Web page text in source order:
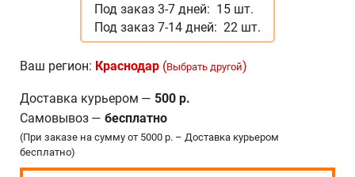
Под заказ 3-7 дней: 15 шт.
Под заказ 7-14 дней: 22 шт.
Ваш регион: Краснодар (Выбрать другой)
Доставка курьером — 500 р.
Самовывоз — бесплатно
(При заказе на сумму от 5000 р. – Доставка курьером
бесплатно)